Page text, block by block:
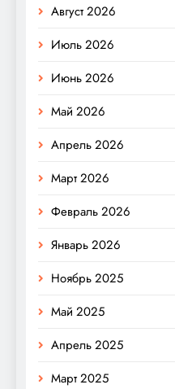
Август 2026
Июль 2026
Июнь 2026
Май 2026
Апрель 2026
Март 2026
Февраль 2026
Январь 2026
Ноябрь 2025
Май 2025
Апрель 2025
Март 2025